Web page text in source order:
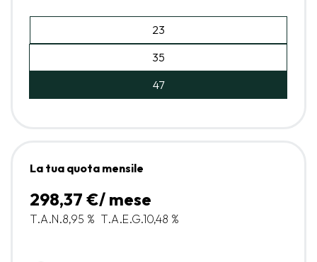
23
35
47
La tua quota mensile
298,37 €/ mese
T.A.N.8,95 % T.A.E.G.10,48 %